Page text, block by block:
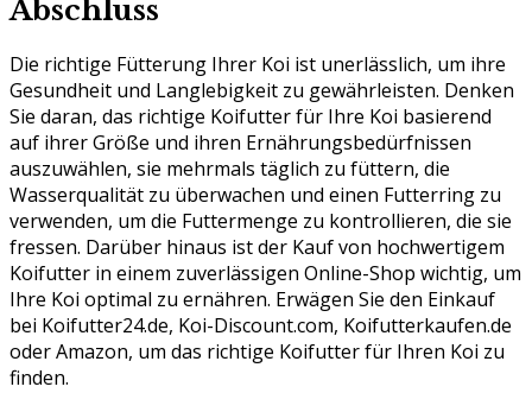
Abschluss
Die richtige Fütterung Ihrer Koi ist unerlässlich, um ihre
Gesundheit und Langlebigkeit zu gewährleisten. Denken
Sie daran, das richtige Koifutter für Ihre Koi basierend
auf ihrer Größe und ihren Ernährungsbedürfnissen
auszuwählen, sie mehrmals täglich zu füttern, die
Wasserqualität zu überwachen und einen Futterring zu
verwenden, um die Futtermenge zu kontrollieren, die sie
fressen. Darüber hinaus ist der Kauf von hochwertigem
Koifutter in einem zuverlässigen Online-Shop wichtig, um
Ihre Koi optimal zu ernähren. Erwägen Sie den Einkauf
bei Koifutter24.de, Koi-Discount.com, Koifutterkaufen.de
oder Amazon, um das richtige Koifutter für Ihren Koi zu
finden.